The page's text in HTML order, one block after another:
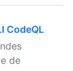
CodeQL
de